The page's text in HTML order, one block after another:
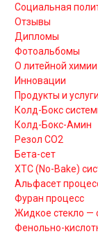
Социальная
Отзывы
Дипломы
Фотоальбомы
О литейной химии
Инновации
Продукты и услуги
Колд-Бокс
Колд-Бокс-Амин
Резол СО2
Бета-сет
ХТС (No-Bake)
Альфасет
Фуран процесс
Жидкое стекло —
Фенольно-